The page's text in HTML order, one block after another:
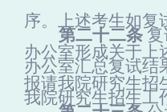
序。上述考生如复
办公室形成关于上
报请我院研究生招
第二十二条
办公室汇总复试结
我院研究生招生工